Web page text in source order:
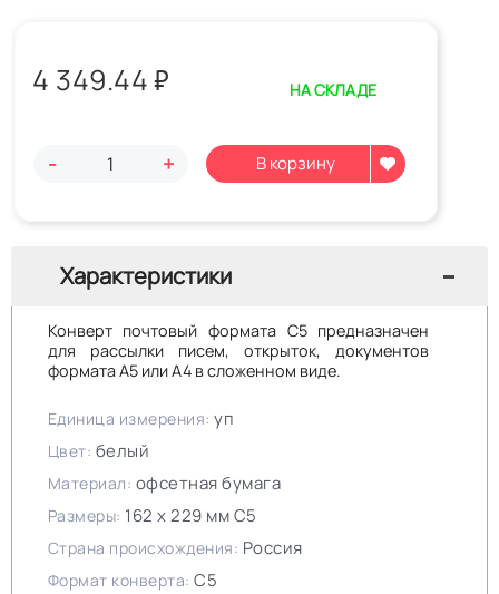
4 349.44₽ НА СКЛАДЕ
- +
Характеристики
Конверт почтовый формата С5 предназначен
для рассылки писем, открыток, документов
формата А5 или А4 в сложенном виде.
Единица измерения: уп
Цвет: белый
Материал: офсетная бумага
Размеры: 162 х 229 мм C5
Страна происхождения: Россия
Формат конверта: С5